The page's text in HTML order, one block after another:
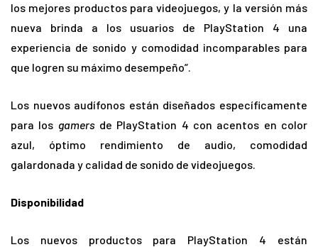
los mejores productos para videojuegos, y la versión más
nueva brinda a los usuarios de PlayStation 4 una
experiencia de sonido y comodidad incomparables para
que logren su máximo desempeño”.
Los nuevos audífonos están diseñados específicamente
para los gamersde PlayStation 4 con acentos en color
azul, óptimo rendimiento de audio, comodidad
galardonada y calidad de sonido de videojuegos.
Disponibilidad
Los nuevos productos para PlayStation 4 están